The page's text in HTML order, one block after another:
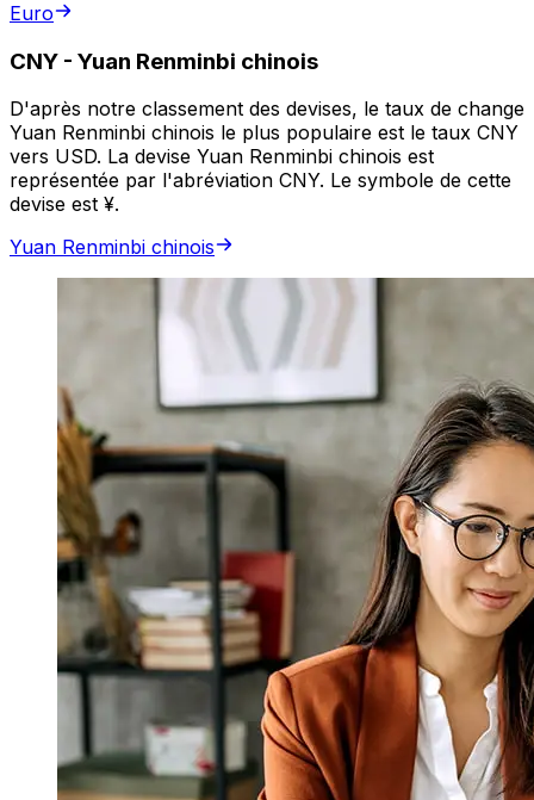
Euro
CNY - Yuan Renminbi chinois
D'après notre classement des devises, le taux de change
Yuan Renminbi chinois le plus populaire est le taux CNY
vers USD. La devise Yuan Renminbi chinois est
représentée par l'abréviation CNY. Le symbole de cette
devise est ¥.
Yuan Renminbi chinois